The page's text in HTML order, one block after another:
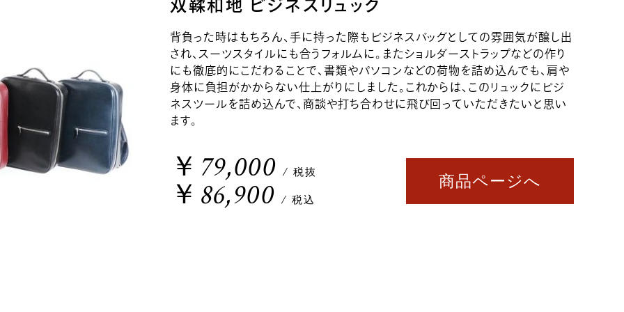
双鞣和地 ビジネスリュック
背負った時はもちろん、手に持った際もビジネスバッグとしての雰囲気が醸し出
され、スーツスタイルにも合うフォルムに。⁡またショルダーストラップなどの作り
にも徹底的にこだわることで、書類やパソコンなどの荷物を詰め込んでも、肩や
身体に負担がかからない仕上がりにしました。これからは、このリュックにビジ
ネスツールを詰め込んで、商談や打ち合わせに飛び回っていただきたいと思い
ます。
￥79,000 / 税抜
￥86,900 / 税込
商品ページへ